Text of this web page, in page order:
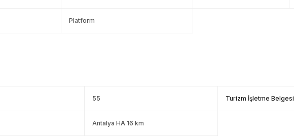
Platform
55 Turizm İşletme Belgesi
Antalya HA 16 km